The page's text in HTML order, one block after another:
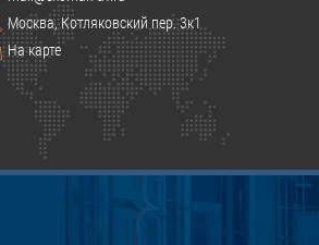
Москва, Котляковский пер. 3к1
На карте